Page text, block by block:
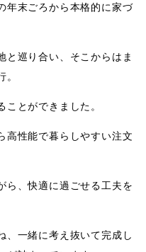
年末ごろから本格的に家づ
と巡り合い、そこからはま
とができました。
高性能で暮らしやすい注文
ら、快適に過ごせる工夫を
、一緒に考え抜いて完成し